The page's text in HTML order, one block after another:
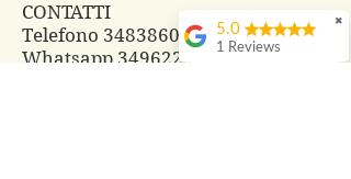
CONTATTI
Telefono 3483860825
Whatsapp 3496229607
✖
5.0
1 Reviews